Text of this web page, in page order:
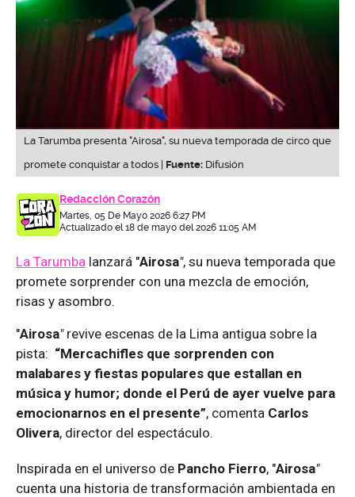
La Tarumba presenta "Airosa", su nueva temporada de circo que
promete conquistar a todos | Fuente: Difusión
Redacción Corazón
Martes, 05 De Mayo 2026 6:27 PM
Actualizado el 18 de mayo del 2026 11:05 AM
La Tarumba lanzará "Airosa", su nueva temporada que
promete sorprender con una mezcla de emoción,
risas y asombro.
"Airosa"revive escenas de la Lima antigua sobre la
pista: “Mercachifles que sorprenden con
malabares y fiestas populares que estallan en
música y humor; donde el Perú de ayer vuelve para
emocionarnos en el presente”, comenta Carlos
Olivera, director del espectáculo.
Inspirada en el universo de Pancho Fierro, "Airosa"
cuenta una historia de transformación ambientada en